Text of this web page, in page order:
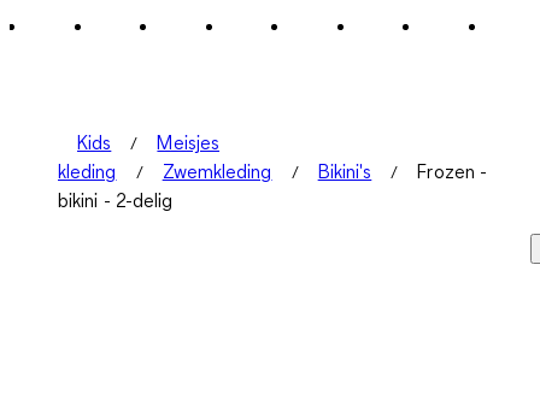
Kids
Meisjes
kleding
Zwemkleding Bikini's
Frozen -
bikini - 2-delig